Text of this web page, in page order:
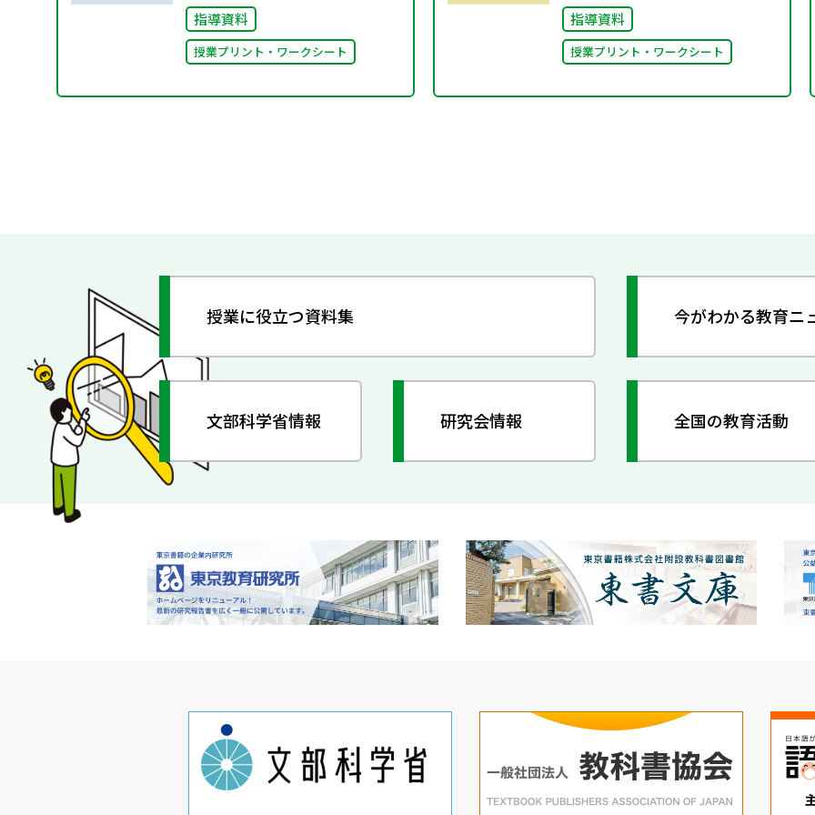
指導資料
授業プリント・ワークシート
指導資料
授業プリント・ワークシート
授業に役立つ資料集 今がわかる教育ニ
文部科学省情報 研究会情報 全国の教育活動